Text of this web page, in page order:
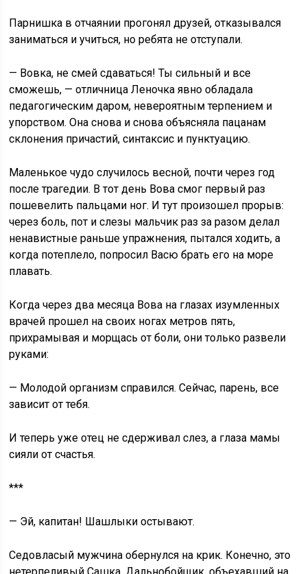
Парнишка в отчаянии прогонял друзей, отказывался
заниматься и учиться, но ребята не отступали.
— Вовка, не смей сдаваться! Ты сильный и все
сможешь, — отличница Леночка явно обладала
педагогическим даром, невероятным терпением и
упорством. Она снова и снова объясняла пацанам
склонения причастий, синтаксис и пунктуацию.
Маленькое чудо случилось весной, почти через год
после трагедии. В тот день Вова смог первый раз
пошевелить пальцами ног. И тут произошел прорыв:
через боль, пот и слезы мальчик раз за разом делал
ненавистные раньше упражнения, пытался ходить, а
когда потеплело, попросил Васю брать его на море
плавать.
Когда через два месяца Вова на глазах изумленных
врачей прошел на своих ногах метров пять,
прихрамывая и морщась от боли, они только развели
руками:
— Молодой организм справился. Сейчас, парень, все
зависит от тебя.
И теперь уже отец не сдерживал слез, а глаза мамы
сияли от счастья.
***
— Эй, капитан! Шашлыки остывают.
Седовласый мужчина обернулся на крик. Конечно, это